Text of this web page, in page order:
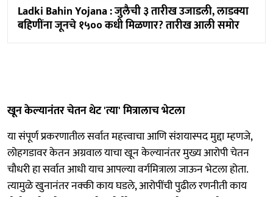
Ladki Bahin Yojana : जुलैची ३ तारीख उजाडली, लाडक्या
बहि‍णींना जूनचे १५०० कधी मिळणार? तारीख आली समोर
खून केल्यानंतर चेतन थेट 'त्या' मित्रालाच भेटला
या संपूर्ण प्रकरणातील सर्वात महत्त्वाचा आणि संशयास्पद मुद्दा म्हणजे,
लोहगडावर केतन अग्रवाल याचा खून केल्यानंतर मुख्य आरोपी चेतन
चौधरी हा सर्वात आधी याच आपल्या वर्गमित्राला जाऊन भेटला होता.
त्यामुळे खुनानंतर नक्की काय घडले, आरोपींची पुढील रणनीती काय